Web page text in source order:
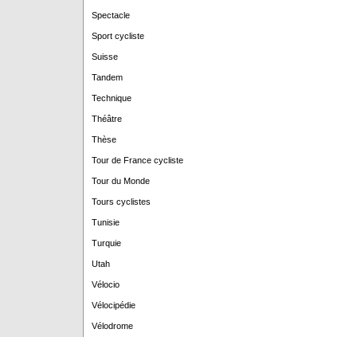
Spectacle
Sport cycliste
Suisse
Tandem
Technique
Théâtre
Thèse
Tour de France cycliste
Tour du Monde
Tours cyclistes
Tunisie
Turquie
Utah
Vélocio
Vélocipédie
Vélodrome